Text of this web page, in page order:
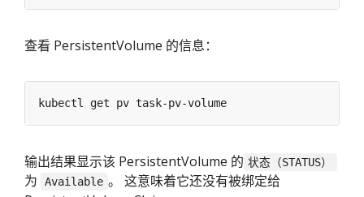
查看 PersistentVolume 的信息：
输出结果显示该 PersistentVolume 的 状态（STATUS）
为 Available 。 这意味着它还没有被绑定给